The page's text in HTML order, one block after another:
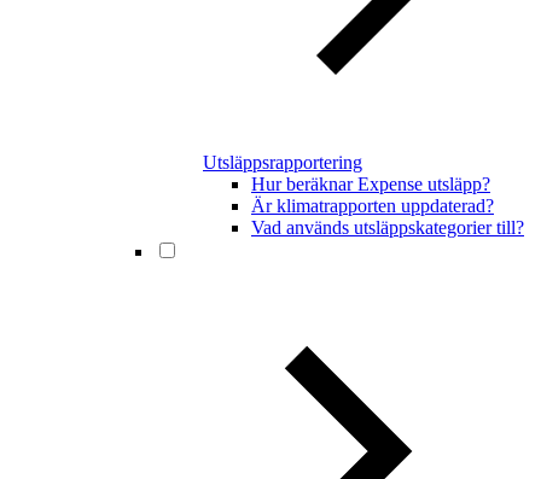
Utsläppsrapportering
Hur beräknar Expense utsläpp?
Är klimatrapporten uppdaterad?
Vad används utsläppskategorier till?